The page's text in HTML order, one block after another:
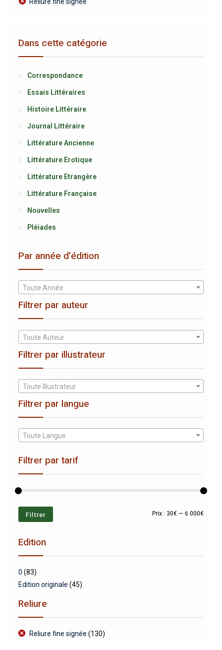
Dans cette catégorie
Correspondance
Essais Littéraires
Histoire Littéraire
Journal Littéraire
Littérature Ancienne
Littérature Erotique
Littérature Etrangère
Littérature Française
Nouvelles
Pléiades
Par année d’édition
Toute Année
Filtrer par auteur
Toute Auteur
Filtrer par illustrateur
Toute Illustrateur
Filtrer par langue
Toute Langue
Filtrer par tarif
Prix
Prix
Filtrer Prix : 30€ —6 000€
Edition
0 (83)
Edition originale (45)
Reliure
Reliure fine signée (130)